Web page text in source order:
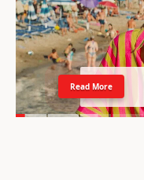
Read More